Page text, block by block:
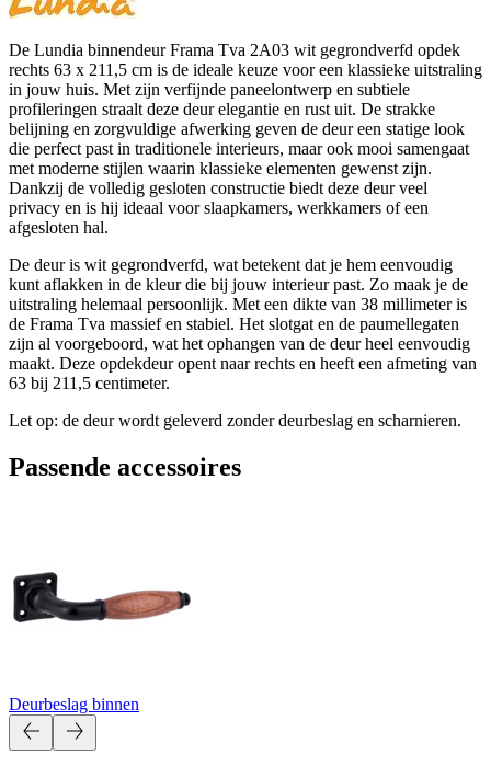
De Lundia binnendeur Frama Tva 2A03 wit gegrondverfd opdek
rechts 63 x 211,5 cm is de ideale keuze voor een klassieke uitstraling
in jouw huis. Met zijn verfijnde paneelontwerp en subtiele
profileringen straalt deze deur elegantie en rust uit. De strakke
belijning en zorgvuldige afwerking geven de deur een statige look
die perfect past in traditionele interieurs, maar ook mooi samengaat
met moderne stijlen waarin klassieke elementen gewenst zijn.
Dankzij de volledig gesloten constructie biedt deze deur veel
privacy en is hij ideaal voor slaapkamers, werkkamers of een
afgesloten hal.
De deur is wit gegrondverfd, wat betekent dat je hem eenvoudig
kunt aflakken in de kleur die bij jouw interieur past. Zo maak je de
uitstraling helemaal persoonlijk. Met een dikte van 38 millimeter is
de Frama Tva massief en stabiel. Het slotgat en de paumellegaten
zijn al voorgeboord, wat het ophangen van de deur heel eenvoudig
maakt. Deze opdekdeur opent naar rechts en heeft een afmeting van
63 bij 211,5 centimeter.
Let op: de deur wordt geleverd zonder deurbeslag en scharnieren.
Passende accessoires
Deurbeslag binnen